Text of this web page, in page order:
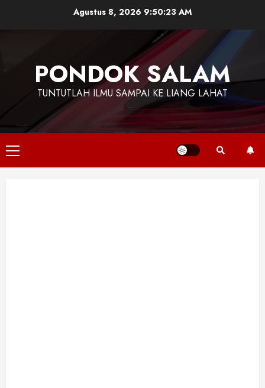
Agustus 8, 2026 9:50:24 AM
PONDOK SALAM
TUNTUTLAH ILMU SAMPAI KE LIANG LAHAT
Primary
Menu